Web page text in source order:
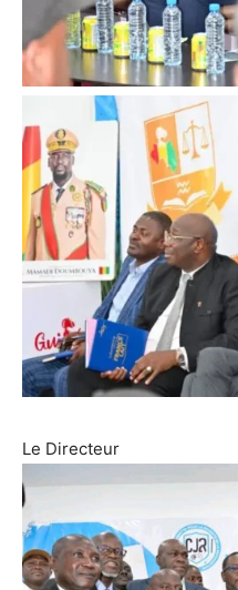
Le Directeur